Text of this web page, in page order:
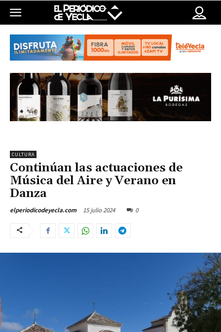
CULTURA
Continúan las actuaciones de
Música del Aire y Verano en
Danza
elperiodicodeyecla.com 15 julio 2024 0